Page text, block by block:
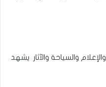
والإعلام والسياحة والآثار يشهد